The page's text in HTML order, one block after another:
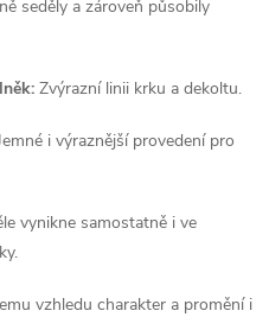
seděly a zároveň působily
Zvýrazní linii krku a dekoltu.
i výraznější provedení pro
vynikne samostatně i ve
vzhledu charakter a promění i